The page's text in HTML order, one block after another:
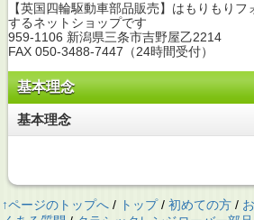
【英国四輪駆動車部品販売】はもりもり
するネットショップです
959-1106 新潟県三条市吉野屋乙2214
FAX 050-3488-7447（24時間受付）
基本理念
基本理念
↑ページのトップへ/ トップ/ 初めての方/